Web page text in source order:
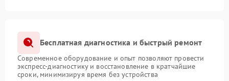
Бесплатная диагностика и быстрый ремонт
Современное оборудование и опыт позволяют провести
экспресс-диагностику и восстановление в кратчайшие
сроки, минимизируя время без устройства